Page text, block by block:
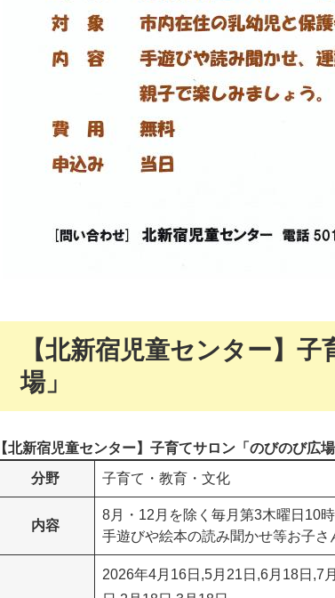
【北新宿児童センター】
場」
【北新宿児童センター】子育てサロン「のびのび広
分野
子育て・教育・文化
内容
8月・12月を除く毎月第3木曜日10
手遊びや絵本の読み聞かせ等お子さ
2026年4月16日,5月21日,6月18日,7